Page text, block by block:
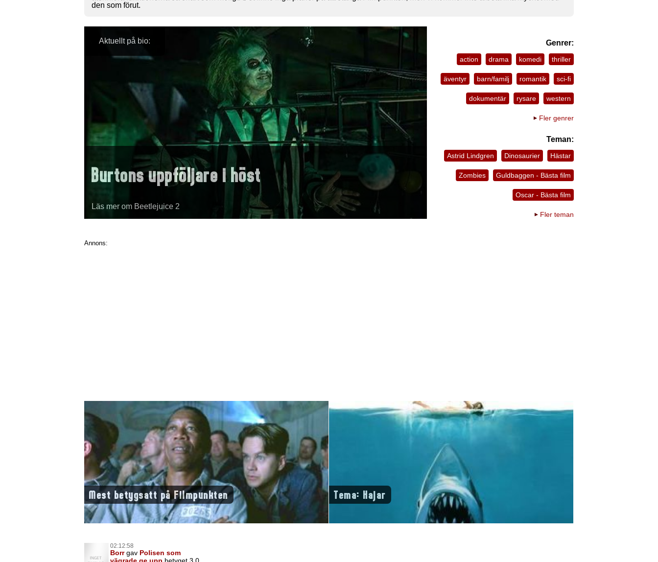
den som förut.
Aktuellt på bio:
Burtons uppföljare i höst
Läs mer om Beetlejuice 2
Genrer:
action drama komedi thriller
äventyr barn/familj romantik sci-fi
dokumentär rysare western
Fler genrer
Teman:
Astrid Lindgren Dinosaurier Hästar
Zombies Guldbaggen - Bästa film
Oscar - Bästa film
Fler teman
Annons:
Mest betygsatt på Filmpunkten Tema: Hajar
02:12:58
Borrgav Polisen som
vägrade ge upp betyget 3,0